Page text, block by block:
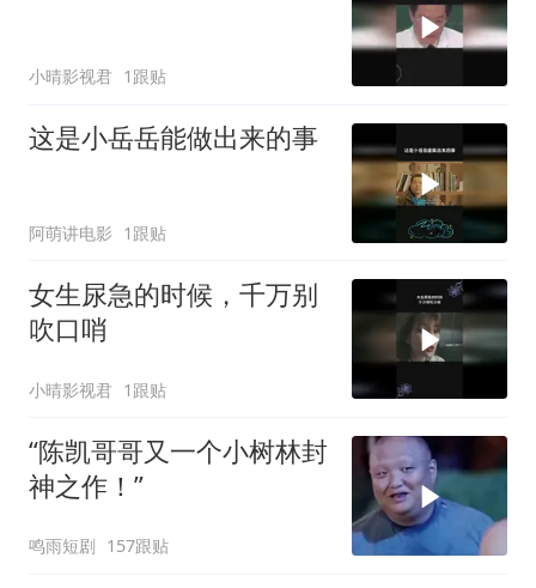
小晴影视君 1跟贴
这是小岳岳能做出来的事
阿萌讲电影 1跟贴
女生尿急的时候，千万别
吹口哨
小晴影视君 1跟贴
“陈凯哥哥又一个小树林封
神之作！”
鸣雨短剧 157跟贴